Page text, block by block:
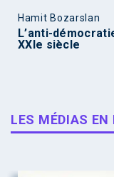
Hamit Bozarslan
L’anti-
XXIe siècle
LES MÉDIAS EN